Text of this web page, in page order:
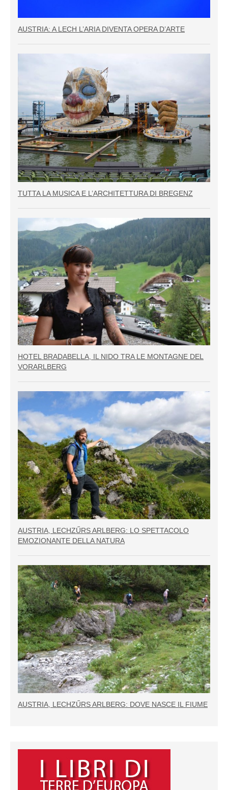
AUSTRIA: A LECH L’ARIA DIVENTA OPERA D’ARTE
TUTTA LA MUSICA E L’ARCHITETTURA DI BREGENZ
HOTEL BRADABELLA, IL NIDO TRA LE MONTAGNE DEL
VORARLBERG
AUSTRIA, LECHZŰRS ARLBERG: LO SPETTACOLO
EMOZIONANTE DELLA NATURA
AUSTRIA, LECHZŰRS ARLBERG: DOVE NASCE IL FIUME